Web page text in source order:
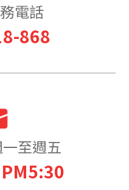
電話
868
至週五